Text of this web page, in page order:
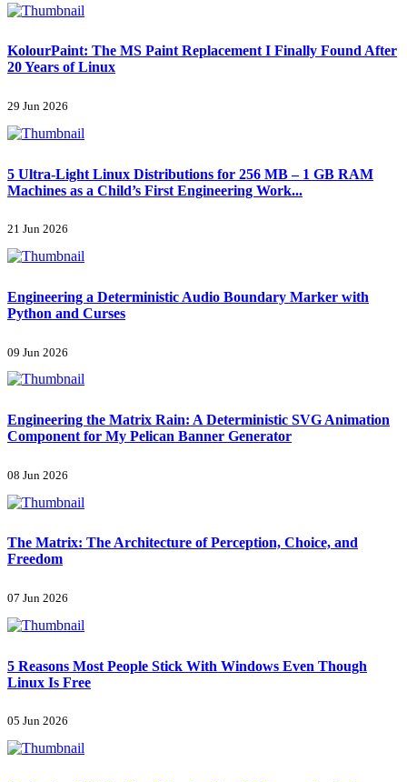
KolourPaint: The MS Paint Replacement I Finally Found After
20 Years of Linux
29 Jun 2026
5 Ultra-Light Linux Distributions for 256 MB – 1 GB RAM
Machines as a Child’s First Engineering Work...
21 Jun 2026
Engineering a Deterministic Audio Boundary Marker with
Python and Curses
09 Jun 2026
Engineering the Matrix Rain: A Deterministic SVG Animation
Component for My Pelican Banner Generator
08 Jun 2026
The Matrix: The Architecture of Perception, Choice, and
Freedom
07 Jun 2026
5 Reasons Most People Stick With Windows Even Though
Linux Is Free
05 Jun 2026